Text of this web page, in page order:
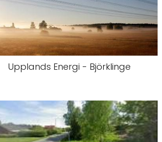
Upplands Energi - Björklinge